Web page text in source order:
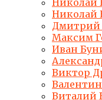
Николай
Николай
Дмитрий
Максим
Иван
Виктор
Виталий